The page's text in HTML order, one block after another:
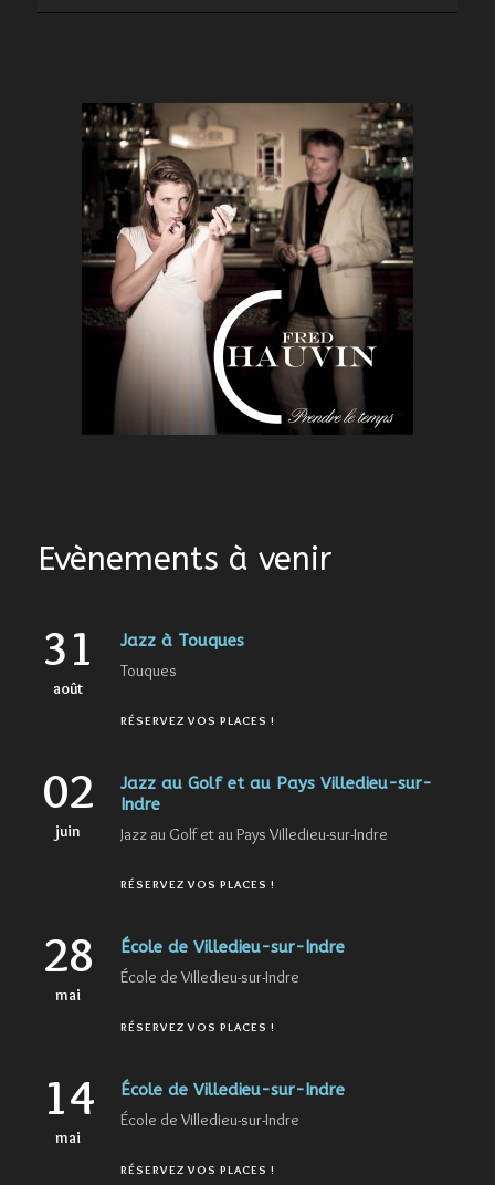
Evènements à venir
31
août
Jazz à Touques
Touques
RÉSERVEZ VOS PLACES !
02
juin
Jazz au Golf et au Pays Villedieu-sur-
Indre
Jazz au Golf et au Pays Villedieu-sur-Indre
RÉSERVEZ VOS PLACES !
28
mai
École de Villedieu-sur-Indre
École de Villedieu-sur-Indre
RÉSERVEZ VOS PLACES !
14
mai
École de Villedieu-sur-Indre
École de Villedieu-sur-Indre
RÉSERVEZ VOS PLACES !